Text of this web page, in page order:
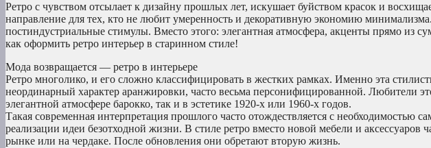
Ретро с чувством отсылает к дизайну прошлых лет, искушает буйством красок и
направление для тех, кто не любит умеренность и декоративную экономию
постиндустриальные стимулы. Вместо этого: элегантная атмосфера, акценты прямо из
как оформить ретро интерьер в старинном стиле!
Мода возвращается — ретро в интерьере
Ретро многолико, и его сложно классифицировать в жестких рамках. Именно эта
неординарный характер аранжировки, часто весьма персонифицированной. Любители
элегантной атмосфере барокко, так и в эстетике 1920-х или 1960-х годов.
Такая современная интерпретация прошлого часто отождествляется с необходимостью
реализации идеи безотходной жизни. В стиле ретро вместо новой мебели и
рынке или на чердаке. После обновления они обретают вторую жизнь.